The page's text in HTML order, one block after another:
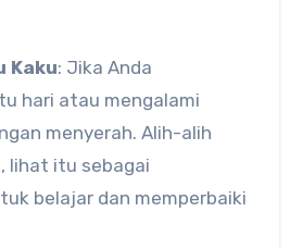
Kaku: Jika Anda
hari atau mengalami
menyerah. Alih-alih
lihat itu sebagai
belajar dan memperbaiki